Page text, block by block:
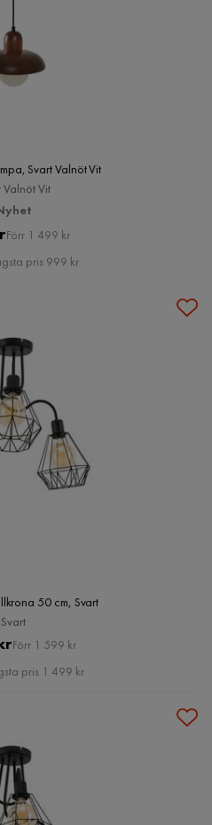
Svart Valnöt Vit
Valnöt Vit
Pris
Original
Pris
Förr 1 499 kr
pris 999 kr
50 cm, Svart
Svart
Pris
Original
Pris
Förr 1 599 kr
pris 1 499 kr